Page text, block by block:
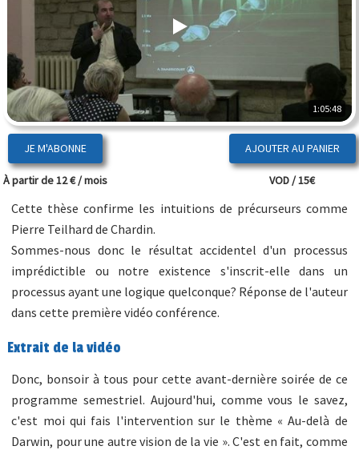
1:05:48
JE M'ABONNE
À partir de 12 € / mois VOD / 15€
Cette thèse confirme les intuitions de précurseurs comme
Pierre Teilhard de Chardin.
Sommes-nous donc le résultat accidentel d'un processus
imprédictible ou notre existence s'inscrit-elle dans un
processus ayant une logique quelconque? Réponse de l'auteur
dans cette première vidéo conférence.
Extrait de la vidéo
Donc, bonsoir à tous pour cette avant-dernière soirée de ce
programme semestriel. Aujourd'hui, comme vous le savez,
c'est moi qui fais l'intervention sur le thème « Au-delà de
Darwin, pour une autre vision de la vie ». C'est en fait, comme